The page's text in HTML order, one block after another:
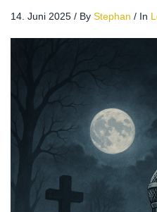
14. Juni 2025 / By Stephan / In